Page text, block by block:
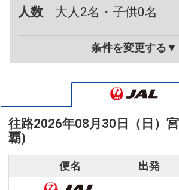
人数
大人2名・子供0名
条件を変更する▼
往路2026年08月30日（日）
覇)
便名 出発